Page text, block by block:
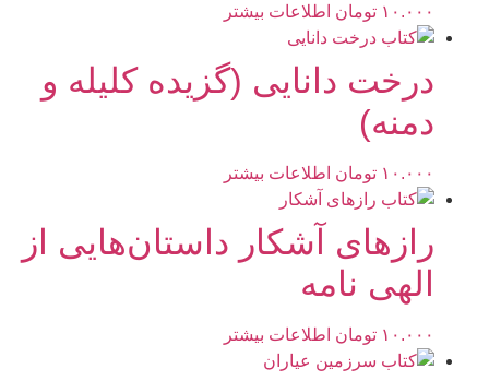
۱۰.۰۰۰ تومان اطلاعات بیشتر
درخت دانایی (گزیده کلیله و
دمنه)
۱۰.۰۰۰ تومان اطلاعات بیشتر
رازهای آشکار داستان‌هایی از
الهی‌ نامه
۱۰.۰۰۰ تومان اطلاعات بیشتر